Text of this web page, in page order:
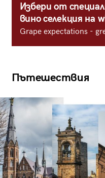
Избери от
вино селекция на
Grape expectations -
Пътешествия